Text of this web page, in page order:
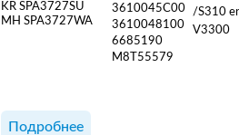
KR SPA3727SU
MH SPA3727WA
3610045C00
3610048100
6685190
M8T55579
/S310
V3300
Подробнее